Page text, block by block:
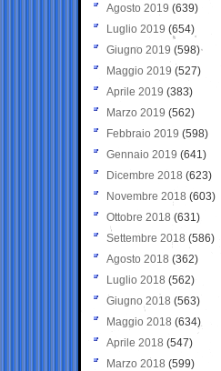
Agosto 2019 (639)
Luglio 2019 (654)
Giugno 2019 (598)
Maggio 2019 (527)
Aprile 2019 (383)
Marzo 2019 (562)
Febbraio 2019 (598)
Gennaio 2019 (641)
Dicembre 2018 (623)
Novembre 2018 (603)
Ottobre 2018 (631)
Settembre 2018 (586)
Agosto 2018 (362)
Luglio 2018 (562)
Giugno 2018 (563)
Maggio 2018 (634)
Aprile 2018 (547)
Marzo 2018 (599)